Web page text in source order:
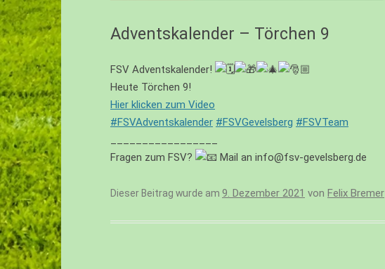
GII – JUNIOREN – U6
– U5/U4
Adventskalender – Törchen 9
FSV Adventskalender!
Heute Törchen 9!
Hier klicken zum Video
#FSVAdventskalender #FSVGevelsberg #FSVTeam
Fragen zum FSV?
Mail an info@fsv-gevelsberg.de
Dieser Beitrag wurde am 9. Dezember 2021 von Felix Bremer